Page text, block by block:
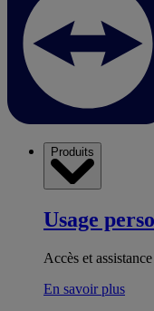
Produits
Usage
Accès et
En savoir plus